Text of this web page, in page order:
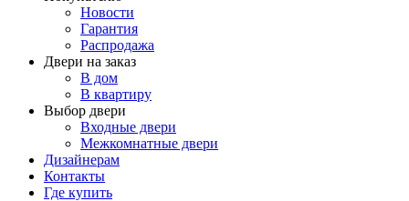
Новости
Гарантия
Распродажа
Двери на заказ
В дом
В квартиру
Выбор двери
Входные двери
Межкомнатные двери
Дизайнерам
Контакты
Где купить